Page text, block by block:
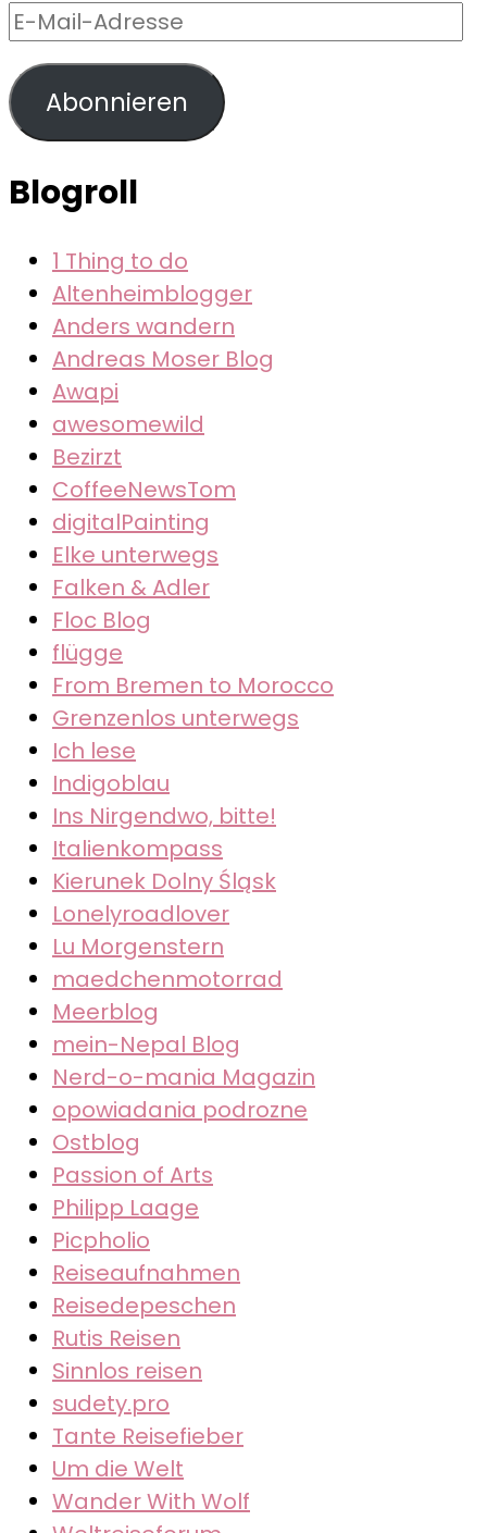
E-
Mail-
Adresse
Abonnieren
Blogroll
1 Thing to do
Altenheimblogger
Anders wandern
Andreas Moser Blog
Awapi
awesomewild
Bezirzt
CoffeeNewsTom
digitalPainting
Elke unterwegs
Falken & Adler
Floc Blog
flügge
From Bremen to Morocco
Grenzenlos unterwegs
Ich lese
Indigoblau
Ins Nirgendwo, bitte!
Italienkompass
Kierunek Dolny Śląsk
Lonelyroadlover
Lu Morgenstern
maedchenmotorrad
Meerblog
mein-Nepal Blog
Nerd-o-mania Magazin
opowiadania podrozne
Ostblog
Passion of Arts
Philipp Laage
Picpholio
Reiseaufnahmen
Reisedepeschen
Rutis Reisen
Sinnlos reisen
sudety.pro
Tante Reisefieber
Um die Welt
Wander With Wolf